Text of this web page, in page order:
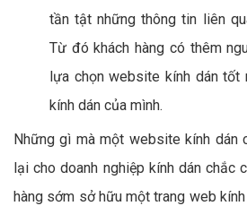
tần tật những thông tin liên
Từ đó khách hàng có thêm
lựa chọn website kính dán tốt
kính dán của mình.
Những gì mà một website kính dán
lại cho doanh nghiệp kính dán chắc
hàng sớm sở hữu một trang web